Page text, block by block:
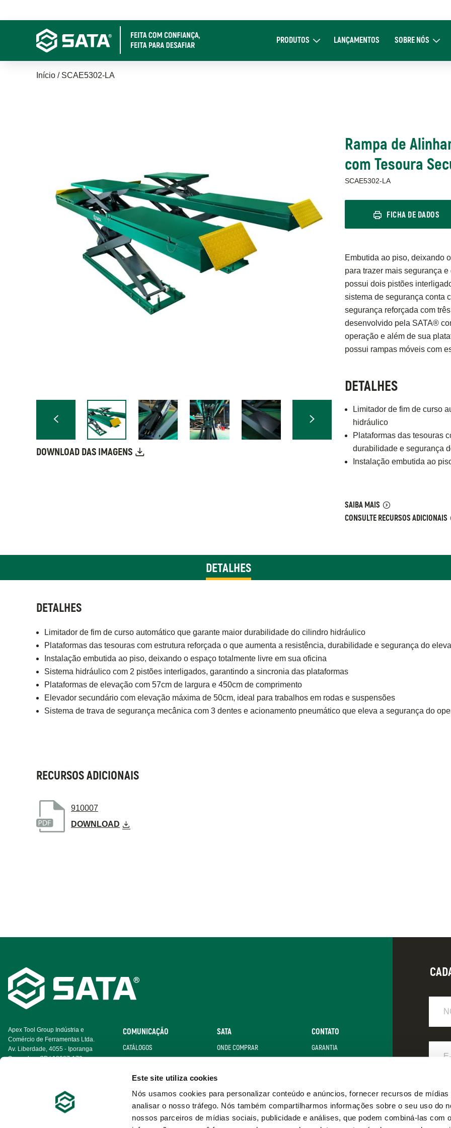
Este site utiliza cookies
Nós usamos cookies para personalizar conteúdo e anúncios, fornecer recursos de mídias
analisar o nosso tráfego. Nós também compartilharmos informações sobre o seu uso do
nossos parceiros de mídias sociais, publicidade e análises, que podem combiná-las com
para
PRODUTOSExpand ProdutosLANÇAMENTOS SOBRE NÓS
Expand
Trilha
Início SCAE5302-LA
DOWNLOAD DAS IMAGENS
Rampa de
com Tesoura
SCAE5302-LA
FICHA DE DADOS
Embutida ao piso, deixando
para trazer mais segurança
possui dois pistões
sistema de segurança conta
segurança reforçada com
desenvolvido pela SATA®
operação e além de sua
possui rampas móveis com
DETALHES
Limitador de fim de curso
hidráulico
Plataformas das tesouras
durabilidade e segurança
Instalação embutida ao
SAIBA MAIS
CONSULTE RECURSOS ADICIONAIS
DETALHES
DETALHES
Limitador de fim de curso automático que garante maior durabilidade do cilindro hidráulico
Plataformas das tesouras com estrutura reforçada o que aumenta a resistência, durabilidade e segurança do
Instalação embutida ao piso, deixando o espaço totalmente livre em sua oficina
Sistema hidráulico com 2 pistões interligados, garantindo a sincronia das plataformas
Plataformas de elevação com 57cm de largura e 450cm de comprimento
Elevador secundário com elevação máxima de 50cm, ideal para trabalhos em rodas e suspensões
Sistema de trava de segurança mecânica com 3 dentes e acionamento pneumático que eleva a segurança do
RECURSOS ADICIONAIS
910007
DOWNLOAD
Footer
Navigation
Apex Tool Group Indústria e
Comércio de Ferramentas Ltda.
Av. Liberdade, 4055 - Iporanga
Sorocaba - SP | 18087-170
COMUNICAÇÃO
CATÁLOGOS
GALERIA DE VÍDEO
SATA
ONDE COMPRAR
CONTATO
GARANTIA
Mail